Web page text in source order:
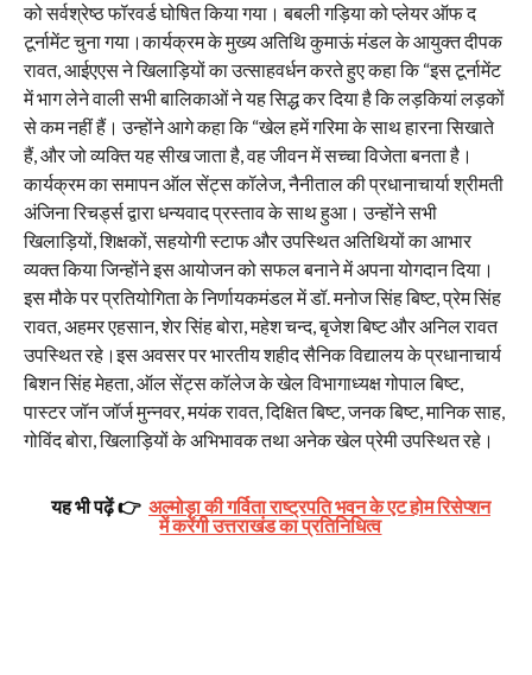
को सर्वश्रेष्ठ फॉरवर्ड घोषित किया गया। बबली गड़िया को प्लेयर ऑफ द
टूर्नामेंट चुना गया।कार्यक्रम के मुख्य अतिथि कुमाऊं मंडल के आयुक्त दीपक
रावत, आईएएस ने खिलाड़ियों का उत्साहवर्धन करते हुए कहा कि “इस टूर्नामेंट
में भाग लेने वाली सभी बालिकाओं ने यह सिद्ध कर दिया है कि लड़कियां लड़कों
से कम नहीं हैं। उन्होंने आगे कहा कि “खेल हमें गरिमा के साथ हारना सिखाते
हैं, और जो व्यक्ति यह सीख जाता है, वह जीवन में सच्चा विजेता बनता है।
कार्यक्रम का समापन ऑल सेंट्स कॉलेज, नैनीताल की प्रधानाचार्या श्रीमती
अंजिना रिचर्ड्स द्वारा धन्यवाद प्रस्ताव के साथ हुआ। उन्होंने सभी
खिलाड़ियों, शिक्षकों, सहयोगी स्टाफ और उपस्थित अतिथियों का आभार
व्यक्त किया जिन्होंने इस आयोजन को सफल बनाने में अपना योगदान दिया।
इस मौके पर प्रतियोगिता के निर्णायकमंडल में डॉ. मनोज सिंह बिष्ट, प्रेम सिंह
रावत, अहमर एहसान, शेर सिंह बोरा, महेश चन्द, बृजेश बिष्ट और अनिल रावत
उपस्थित रहे।इस अवसर पर भारतीय शहीद सैनिक विद्यालय के प्रधानाचार्य
बिशन सिंह मेहता, ऑल सेंट्स कॉलेज के खेल विभागाध्यक्ष गोपाल बिष्ट,
पास्टर जॉन जॉर्ज मुन्नवर, मयंक रावत, दिक्षित बिष्ट, जनक बिष्ट, मानिक साह,
गोविंद बोरा, खिलाड़ियों के अभिभावक तथा अनेक खेल प्रेमी उपस्थित रहे।
यह भी पढ़ें 👉 अल्मोड़ा की गर्विता राष्ट्रपति भवन के एट होम रिसेप्शन
में करेंगी उत्तराखंड का प्रतिनिधित्व